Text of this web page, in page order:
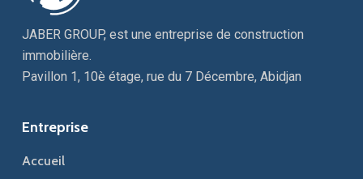
JABER GROUP, est une entreprise de construction
immobilière.
Pavillon 1, 10è étage, rue du 7 Décembre, Abidjan
Entreprise
Accueil